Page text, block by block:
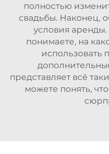
полностью
свадьбы. Наконец,
условия аренды.
понимаете, на
использовать
представляет всё
можете понять,